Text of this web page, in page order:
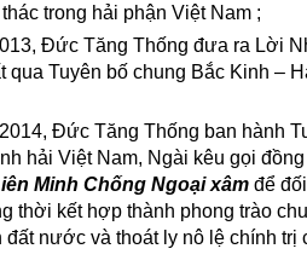
trong hải phận Việt Nam ;
Đức Tăng Thống đưa ra Lời
qua Tuyên bố chung Bắc Kinh –
Đức Tăng Thống ban hành
hải Việt Nam, Ngài kêu gọi
Minh Chống Ngoại xâm để
thời kết hợp thành phong trào
đất nước và thoát ly nô lệ chính